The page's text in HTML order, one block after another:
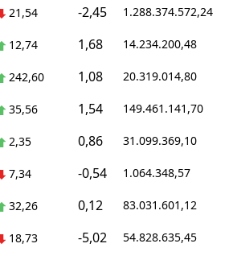
Mersin
İstanbul
İzmir
21,54 -2,45 1.288.374.572,24
12,74 1,68 14.234.200,48
242,60 1,08 20.319.014,80
35,56 1,54 149.461.141,70
2,35 0,86 31.099.369,10
7,34 -0,54 1.064.348,57
32,26 0,12 83.031.601,12
18,73 -5,02 54.828.635,45